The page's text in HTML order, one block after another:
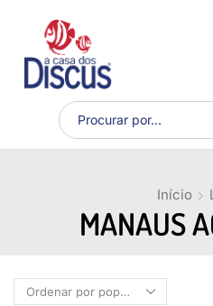
Início
MANAUS